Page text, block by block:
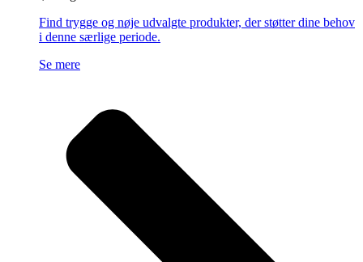
Find trygge og nøje udvalgte produkter, der støtter dine behov
i denne særlige periode.
Se mere